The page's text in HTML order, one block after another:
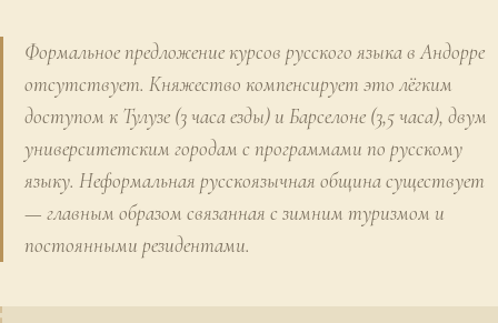
Формальное предложение курсов русского языка в Андорре
отсутствует. Княжество компенсирует это лёгким
доступом к Тулузе (3 часа езды) и Барселоне (3,5 часа), двум
университетским городам с программами по русскому
языку. Неформальная русскоязычная община существует
— главным образом связанная с зимним туризмом и
постоянными резидентами.